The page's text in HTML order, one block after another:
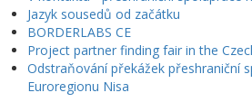
Jazyk sousedů od začátku
BORDERLABS CE
Project partner finding fair in the
Odstraňování překážek přeshraniční
Euroregionu Nisa